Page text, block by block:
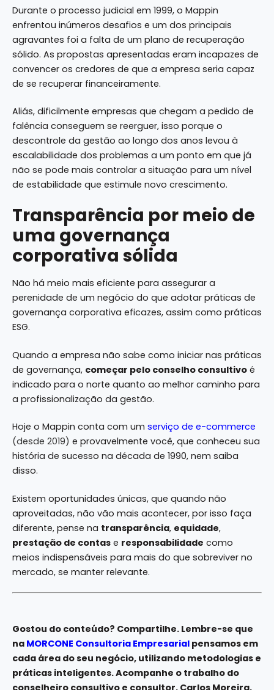
Durante o processo judicial em 1999, o Mappin
enfrentou inúmeros desafios e um dos principais
agravantes foi a falta de um plano de recuperação
sólido. As propostas apresentadas eram incapazes de
convencer os credores de que a empresa seria capaz
de se recuperar financeiramente.
Aliás, dificilmente empresas que chegam a pedido de
falência conseguem se reerguer, isso porque o
descontrole da gestão ao longo dos anos levou à
escalabilidade dos problemas a um ponto em que já
não se pode mais controlar a situação para um nível
de estabilidade que estimule novo crescimento.
Transparência por meio de
uma governança
corporativa sólida
Não há meio mais eficiente para assegurar a
perenidade de um negócio do que adotar práticas de
governança corporativa eficazes, assim como práticas
ESG.
Quando a empresa não sabe como iniciar nas práticas
de governança, começar pelo conselho consultivo é
indicado para o norte quanto ao melhor caminho para
a profissionalização da gestão.
Hoje o Mappin conta com um serviço de e-commerce
(desde 2019) e provavelmente você, que conheceu sua
história de sucesso na década de 1990, nem saiba
disso.
Existem oportunidades únicas, que quando não
aproveitadas, não vão mais acontecer, por isso faça
diferente, pense na transparência, equidade,
prestação de contas e responsabilidade como
meios indispensáveis para mais do que sobreviver no
mercado, se manter relevante.
Gostou do conteúdo? Compartilhe. Lembre-se que
na MORCONE Consultoria Empresarial pensamos em
cada área do seu negócio, utilizando metodologias e
práticas inteligentes. Acompanhe o trabalho do